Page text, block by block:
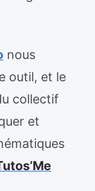
nous
outil, et le
collectif
et